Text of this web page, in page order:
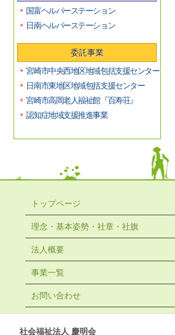
国富ヘルパーステーション
日南ヘルパーステーション
委託事業
宮崎市中央西地区地域包括支援センター
日南市東地区地域包括支援センター
宮崎市高岡老人福祉館『百寿荘』
認知症地域支援推進事業
トップページ
理念・基本姿勢・社章・社旗
法人概要
事業一覧
お問い合わせ
社会福祉法人 慶明会